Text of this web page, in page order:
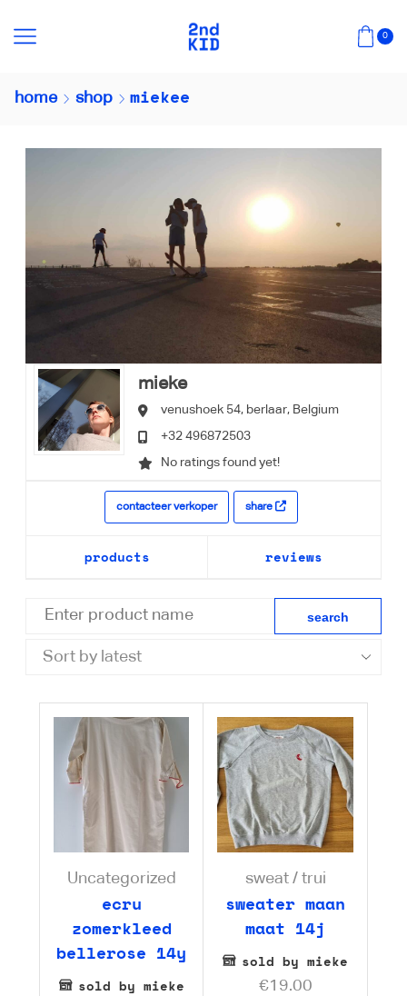
0
home shop miekee
mieke
venushoek 54, berlaar, Belgium
+32 496872503
No ratings found yet!
share
contacteer verkoper
products reviews
Uncategorized
ecru
zomerkleed
bellerose 14y
sold by mieke
sweat / trui
sweater maan
maat 14j
sold by mieke
€19.00